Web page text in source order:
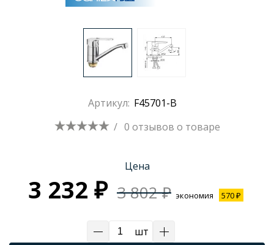
Артикул: F45701-B
/ 0 отзывов о товаре
Цена
3 232 ₽ 3 802 ₽ экономия 570 ₽
шт